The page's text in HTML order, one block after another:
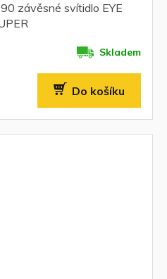
závěsné svítidlo EYE
Skladem
Do košíku